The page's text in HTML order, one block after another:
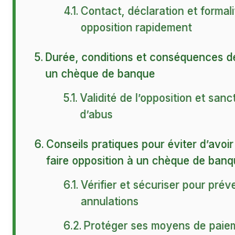
Contact, déclaration et
opposition rapidement
Durée, conditions et conséquences
un chèque de banque
Validité de l’opposition et
d’abus
Conseils pratiques pour éviter
faire opposition à un chèque de
Vérifier et sécuriser pour
annulations
Protéger ses moyens de